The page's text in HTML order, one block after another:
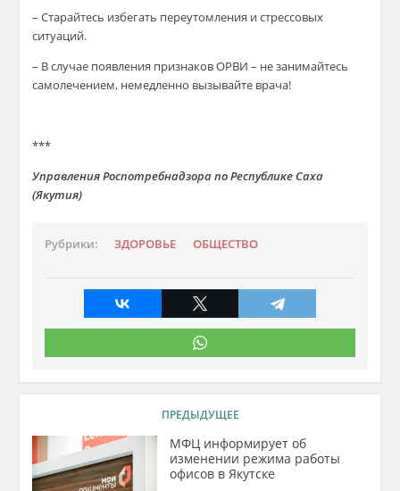
– Старайтесь избегать переутомления и стрессовых
ситуаций.
– В случае появления признаков ОРВИ – не занимайтесь
самолечением, немедленно вызывайте врача!
***
Управления Роспотребнадзора по Республике Саха
(Якутия)
Рубрики: ЗДОРОВЬЕ ОБЩЕСТВО
ПРЕДЫДУЩЕЕ
МФЦ информирует об
изменении режима работы
офисов в Якутске